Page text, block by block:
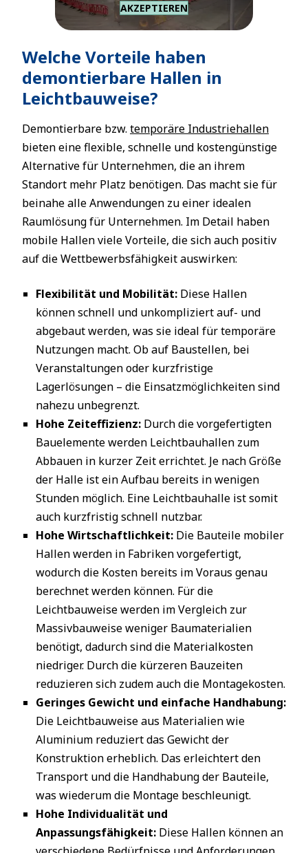
AKZEPTIEREN
Welche Vorteile haben
demontierbare Hallen in
Leichtbauweise?
Demontierbare bzw. temporäre Industriehallen
bieten eine flexible, schnelle und kostengünstige
Alternative für Unternehmen, die an ihrem
Standort mehr Platz benötigen. Das macht sie für
beinahe alle Anwendungen zu einer idealen
Raumlösung für Unternehmen. Im Detail haben
mobile Hallen viele Vorteile, die sich auch positiv
auf die Wettbewerbsfähigkeit auswirken:
Flexibilität und Mobilität: Diese Hallen
können schnell und unkompliziert auf- und
abgebaut werden, was sie ideal für temporäre
Nutzungen macht. Ob auf Baustellen, bei
Veranstaltungen oder kurzfristige
Lagerlösungen – die Einsatzmöglichkeiten sind
nahezu unbegrenzt.
Hohe Zeiteffizienz: Durch die vorgefertigten
Bauelemente werden Leichtbauhallen zum
Abbauen in kurzer Zeit errichtet. Je nach Größe
der Halle ist ein Aufbau bereits in wenigen
Stunden möglich. Eine Leichtbauhalle ist somit
auch kurzfristig schnell nutzbar.
Hohe Wirtschaftlichkeit: Die Bauteile mobiler
Hallen werden in Fabriken vorgefertigt,
wodurch die Kosten bereits im Voraus genau
berechnet werden können. Für die
Leichtbauweise werden im Vergleich zur
Massivbauweise weniger Baumaterialien
benötigt, dadurch sind die Materialkosten
niedriger. Durch die kürzeren Bauzeiten
reduzieren sich zudem auch die Montagekosten.
Geringes Gewicht und einfache Handhabung:
Die Leichtbauweise aus Materialien wie
Aluminium reduziert das Gewicht der
Konstruktion erheblich. Das erleichtert den
Transport und die Handhabung der Bauteile,
was wiederum die Montage beschleunigt.
Hohe Individualität und
Anpassungsfähigkeit: Diese Hallen können an